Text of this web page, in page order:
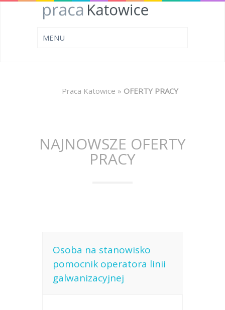
Praca Katowice » OFERTY PRACY
NAJNOWSZE OFERTY
PRACY
Osoba na stanowisko
pomocnik operatora linii
galwanizacyjnej